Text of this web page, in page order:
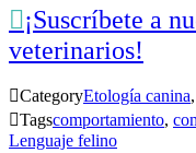
¡Suscríbete a
veterinarios!
CategoryEtología canina,
Tagscomportamiento,
Lenguaje felino